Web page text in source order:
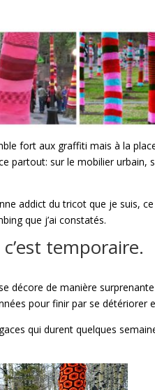
fort aux graffiti mais à la
partout: sur le mobilier urbain,
addict du tricot que je suis,
que j’ai constatés.
temporaire.
décore de manière
pour finir par se détériorer
qui durent quelques